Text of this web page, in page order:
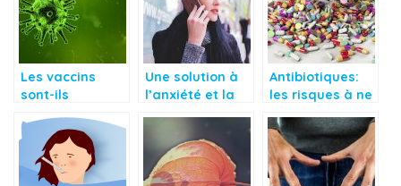
Les vaccins
sont-ils
risqués?
Une solution à
l’anxiété et la
smartphone
Antibiotiques:
les risques à ne